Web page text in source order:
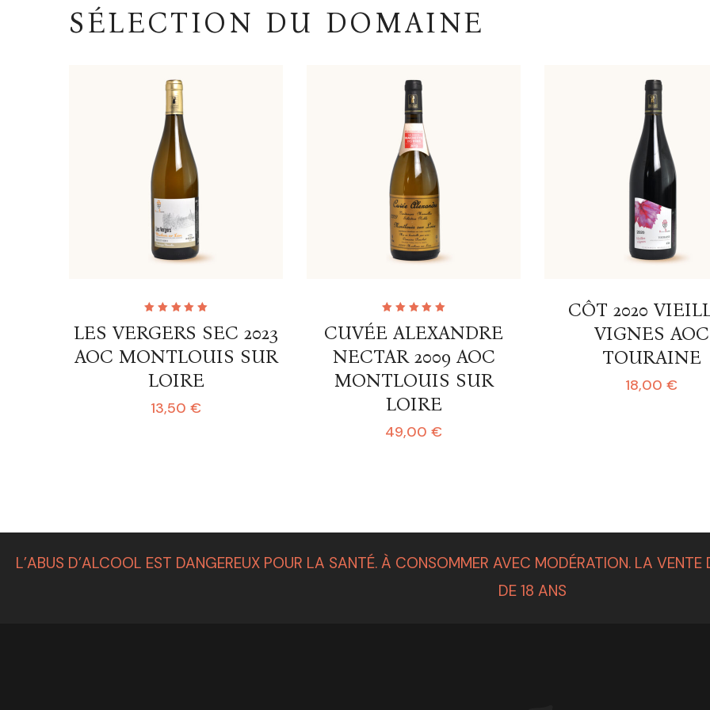
SÉLECTION DU DOMAINE
LES VERGERS SEC 2023
AOC MONTLOUIS SUR
LOIRE
5.00 sur
5
13,50 €
CUVÉE ALEXANDRE
NECTAR 2009 AOC
MONTLOUIS SUR
LOIRE
5.00sur
5
49,00 €
CÔT 2020
VIGNES AOC
TOURAINE
18,00 €
L’ABUS D’ALCOOL EST DANGEREUX POUR LA SANTÉ. À CONSOMMER AVEC MODÉRATION. LA
DE 18 ANS